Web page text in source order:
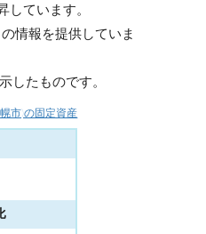
しています。
情報を提供していま
したものです。
市)の固定資産